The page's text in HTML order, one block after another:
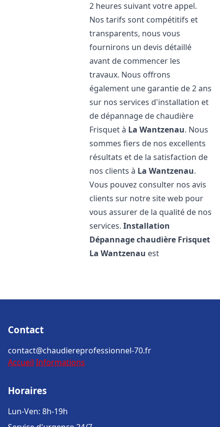
2 heures suivant votre appel.
Nos tarifs sont compétitifs et
transparents, nous vous
fournirons un devis détaillé
avant de commencer les
travaux. Nous offrons
également une garantie de 2 ans
sur nos services d'installation et
de dépannage de chaudière
Frisquet à La Wantzenau. Nous
sommes fiers de nos excellents
résultats et de la satisfaction de
nos clients à La Wantzenau.
Vous pouvez consulter nos avis
clients sur notre site web pour
vous assurer de la qualité de nos
services.Installation
Dépannage chaudière Frisquet
La Wantzenau est
Contact
contact@chaudiereprofessionnel-70.fr
Accueil Informations
Horaires
Lun-Ven: 8h-19h